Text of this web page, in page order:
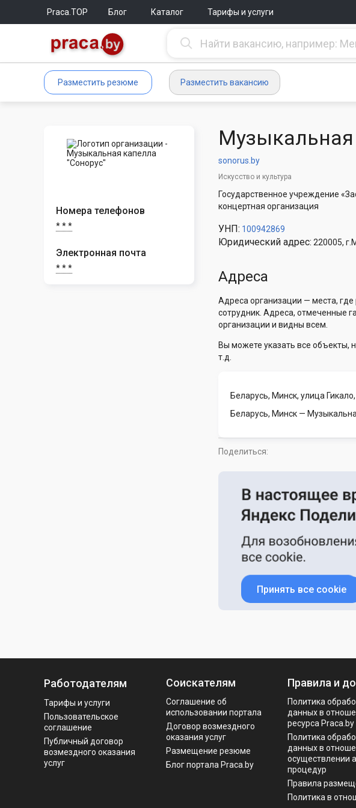
Praca.TOP Блог Каталог Тарифы и услуги
Разместить резюме Разместить вакансию
Номера телефонов
* * *
Электронная почта
* * *
Музыкальная
sonorus.by
Искусство и культура
Государственное учреждение
концертная организация
УНП: 100942869
Юридический адрес: 220005,
Адреса
Адреса организации — места,
сотрудник. Адреса, отмеченные
организации и видны всем.
Вы можете указать все объекты,
т.д.
Беларусь, Минск, улица
Беларусь, Минск —
Поделиться:
Принять все cookie
Работодателям
Тарифы и услуги
Пользовательское
соглашение
Публичный договор
возмездного оказания
услуг
Соискателям
Соглашение об
использовании портала
Договор возмездного
оказания услуг
Размещение резюме
Блог портала Praca.by
Правила и
Политика
данных в
ресурса Praca.by
Политикa
данных в
осуществлении
процедур
Правила
Политика в